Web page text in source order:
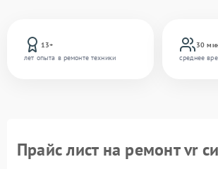
13+
лет опыта в ремонте техники
30
среднее
Прайс лист на ремонт vr